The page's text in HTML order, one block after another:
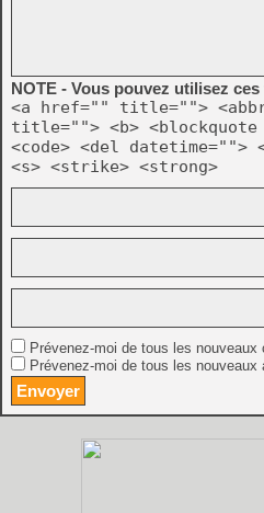
NOTE - Vous pouvez utilisez
<a href="" title="">
title=""> <b>
<code> <del datetime="">
<s> <strike> <strong>
Prévenez-moi de tous les nouveaux
Prévenez-moi de tous les nouveaux